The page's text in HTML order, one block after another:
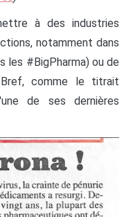
à des industries
notamment dans
les #BigPharma) ou de
Bref, comme le titrait
de ses dernières